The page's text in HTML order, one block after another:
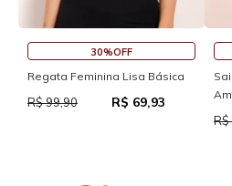
30%OFF
Regata Feminina Lisa Básica
R$ 99,90 R$ 69,93
R$